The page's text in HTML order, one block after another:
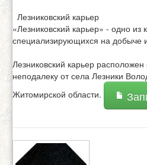
Лезниковский карьер
«Лезниковский карьер» - одно
специализирующихся на добыче
Лезниковский карьер
неподалеку от села Лезники
Житомирской области.